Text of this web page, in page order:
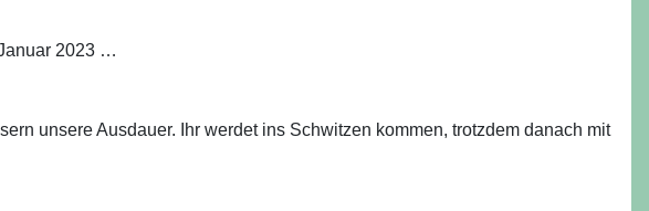
2023 …
unsere Ausdauer. Ihr werdet ins Schwitzen kommen, trotzdem danach mit